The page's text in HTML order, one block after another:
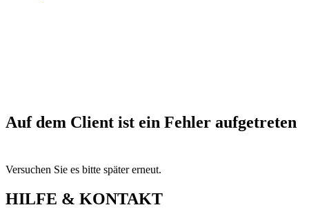
Auf dem Client ist ein Fehler aufgetreten
Versuchen Sie es bitte später erneut.
HILFE & KONTAKT